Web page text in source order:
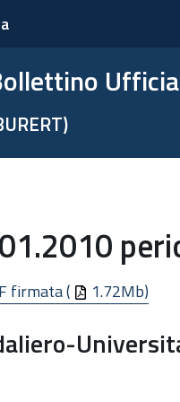
firmata ( 1.72Mb)